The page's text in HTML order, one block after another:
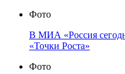
Фото
В МИА «Россия
«Точки Роста»
Фото